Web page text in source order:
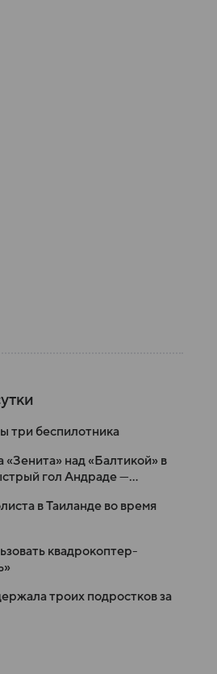
три беспилотника
над «Балтикой» в
гол Андраде —
в Таиланде во время
квадрокоптер-
троих подростков за